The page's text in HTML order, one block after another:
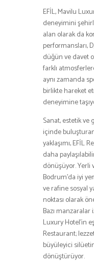
EFİL, Mavilu
deneyimini
alan olarak da
performansları,
düğün ve davet
farklı
aynı zamanda
birlikte hareket
deneyimine
Sanat, estetik ve
içinde
yaklaşımı, EFİL
daha
dönüşüyor. Yerli
Bodrum’da iyi
ve rafine sosyal
noktası olarak
Bazı manzaralar
Luxury Hotel’in
Restaurant;
büyüleyici
dönüştürüyor.